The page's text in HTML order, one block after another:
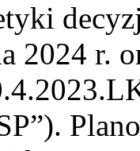
2024 r.